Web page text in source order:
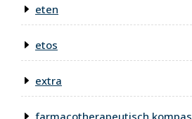
eten
etos
extra